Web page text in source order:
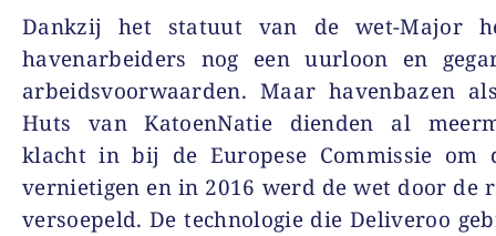
Dankzij het statuut van de wet-Major
havenarbeiders nog een uurloon en
arbeidsvoorwaarden. Maar havenbazen
Huts van KatoenNatie dienden al
klacht in bij de Europese Commissie om
vernietigen en in 2016 werd de wet door de
versoepeld. De technologie die Deliveroo